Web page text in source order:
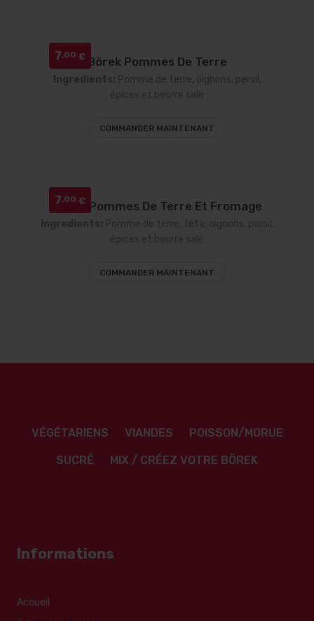
Börek Pommes De Terre
Ingredients: Pomme de terre, oignons, persil,
épices et beurre salé
7,00 €
COMMANDER MAINTENANT
Börek Pommes De Terre Et Fromage
Ingredients: Pomme de terre, féta, oignons, persil,
épices et beurre salé
7,00 €
COMMANDER MAINTENANT
VÉGÉTARIENS VIANDES POISSON/MORUE
SUCRÉ MIX / CRÉEZ VOTRE BÖREK
Informations
Accueil